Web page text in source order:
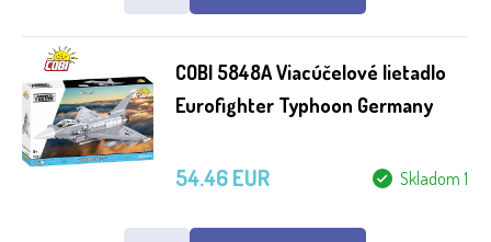
COBI 5848A Viacúčelové lietadlo
Eurofighter Typhoon Germany
Skladom 1
54.46 EUR